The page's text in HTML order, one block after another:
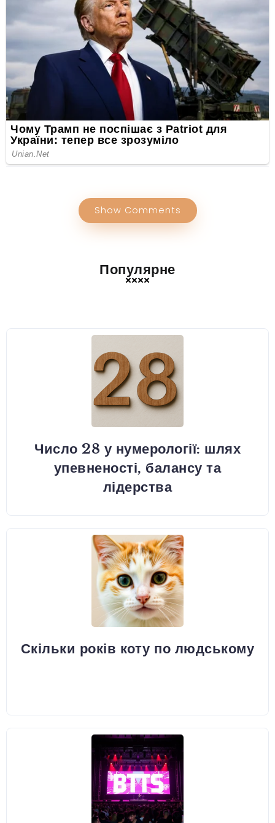
Show Comments
Популярне
Число 28 у нумерології: шлях
упевненості, балансу та
лідерства
Скільки років коту по людському